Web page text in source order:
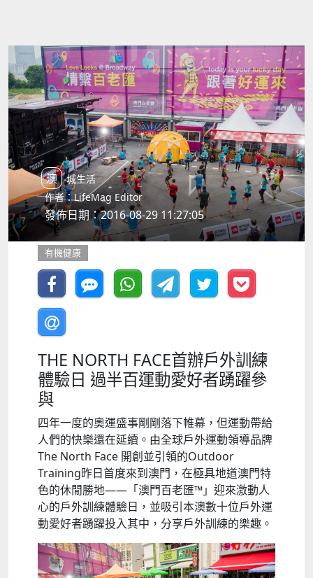
澳城生活
作者：LifeMag Editor
發佈日期：2016-08-29 11:27:05
有機健康
THE NORTH FACE首辦戶外訓練
體驗日 過半百運動愛好者踴躍參
與
四年一度的奧運盛事剛剛落下帷幕，但運動帶給
人們的快樂還在延續。由全球戶外運動領導品牌
The North Face 開創並引領的Outdoor
Training昨日首度來到澳門，在極具地道澳門特
色的休閒勝地——「澳門百老匯™」迎來激動人
心的戶外訓練體驗日，並吸引本澳數十位戶外運
動愛好者踴躍投入其中，分享戶外訓練的樂趣。